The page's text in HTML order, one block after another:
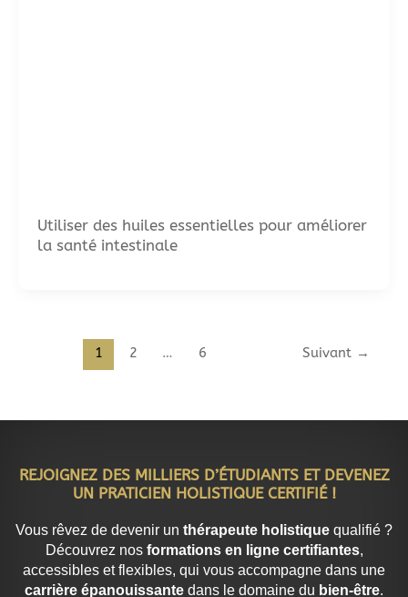
Utiliser des huiles essentielles pour améliorer
la santé intestinale
1 2 … 6 Suivant →
REJOIGNEZ DES MILLIERS D’ÉTUDIANTS ET DEVENEZ
UN PRATICIEN HOLISTIQUE CERTIFIÉ !
Vous rêvez de devenir un thérapeute holistique qualifié ?
Découvrez nos formations en ligne certifiantes,
accessibles et flexibles, qui vous accompagne dans une
carrière épanouissante dans le domaine du bien-être.